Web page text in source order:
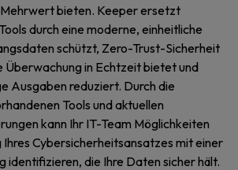
Mehrwert bieten. Keeper ersetzt
durch eine moderne, einheitliche
schützt, Zero-Trust-Sicherheit
Überwachung in Echtzeit bietet und
Ausgaben reduziert. Durch die
Tools und aktuellen
kann Ihr IT-Team Möglichkeiten
Cybersicherheitsansatzes mit einer
identifizieren, die Ihre Daten sicher hält.